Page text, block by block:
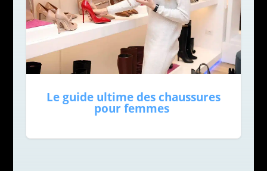
Le guide ultime des chaussures
pour femmes